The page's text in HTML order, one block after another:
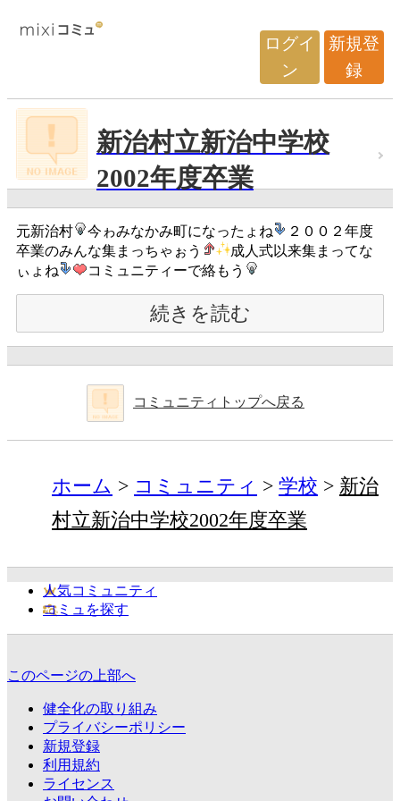
ログイ
ン
新規登
録
新治村立新治中学校
2002年度卒業
元新治村 今ゎみなかみ町になったょね
２００２年度
卒業のみんな集まっちゃぉう
成人式以来集まってな
ぃょね
コミュニティーで絡もう
続きを読む
コミュニティトップへ戻る
ホーム コミュニティ 学校
新治
村立新治中学校2002年度卒業
人気コミュニティ
コミュを探す
このページの上部へ
健全化の取り組み
プライバシーポリシー
新規登録
利用規約
ライセンス